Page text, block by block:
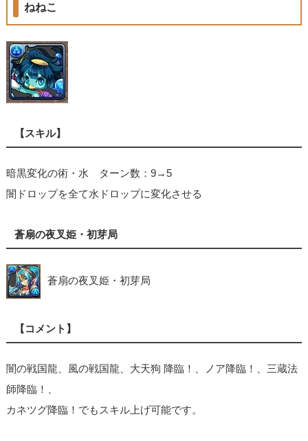
ねねこ
【スキル】
暗黒変化の術・水 ターン数：9→5
闇ドロップを全て水ドロップに変化させる
蒼扇の夜叉姫・初芽局
蒼扇の夜叉姫・初芽局
【コメント】
闇の戦国龍、風の戦国龍、大天狗 降臨！、ノア降臨！、三蔵法
師降臨！、
カネツグ降臨！でもスキル上げ可能です。